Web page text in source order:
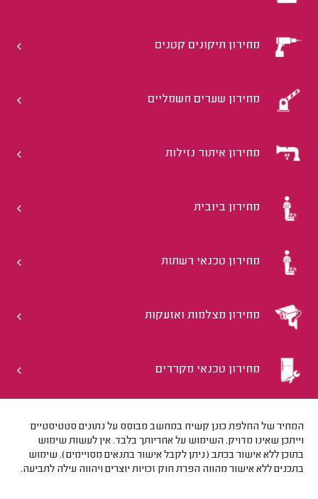
מחירון תיקונים קטנים
מחירון שערים חשמליים
מחירון איתור נזילות
מחירון ביובית
מחירון טכנאי רשתות
מחירון מצלמות ואזעקות
מחירון טכנאי מקררים
המחיר של החלפת כונן קשיח במחשב מבוסס על נתונים סטטיסטיים
וייתכן שאינו מדויק. השימוש על אחריותך בלבד. אין לעשות שימוש
בתוכן ללא אישור בכתב (ניתן לקבל אישור בתנאים מסויימים). שימוש
בתכנים ללא אישור מהווה הפרת חוק זכויות יוצרים ויהווה עילה לתביעה.